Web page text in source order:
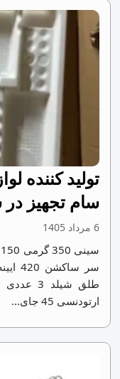
تولید کننده
سام تجهیز
6 مرداد 1405
ارتودنسی 45 جای...